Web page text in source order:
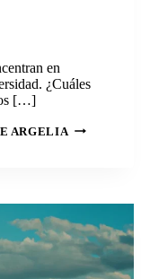
en
¿Cuáles
[…]
ARGELIA